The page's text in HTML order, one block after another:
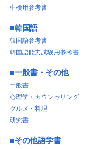
中検用参考書
■韓国語
韓国語参考書
韓国語能力試験用参考書
■一般書・その他
一般書
心理学・カウンセリング
グルメ・料理
研究書
■その他語学書